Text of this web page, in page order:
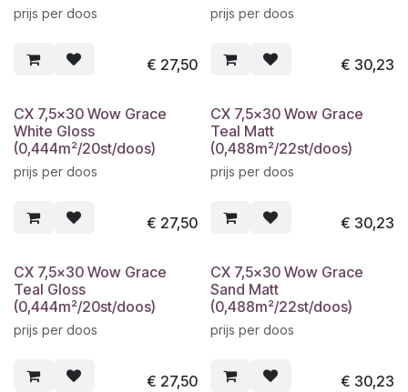
prijs per doos
€ 27,50
prijs per doos
€ 30,23
CX 7,5x30 Wow Grace
White Gloss
(0,444m²/20st/doos)
prijs per doos
€ 27,50
CX 7,5x30 Wow Grace
Teal Matt
(0,488m²/22st/doos)
prijs per doos
€ 30,23
CX 7,5x30 Wow Grace
Teal Gloss
(0,444m²/20st/doos)
prijs per doos
€ 27,50
CX 7,5x30 Wow Grace
Sand Matt
(0,488m²/22st/doos)
prijs per doos
€ 30,23